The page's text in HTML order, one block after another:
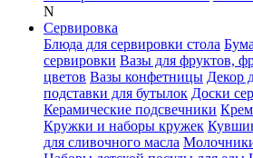
N
Сервировка
Блюда для сервировки стола
сервировки Вазы для фруктов,
цветов Вазы конфетницы Декор
подставки для бутылок Доски
Керамические подсвечники
Кружки и наборы кружек
для сливочного масла